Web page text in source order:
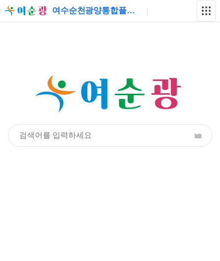
여수순천광양통합플랫폼 |
여순광통합플랫폼